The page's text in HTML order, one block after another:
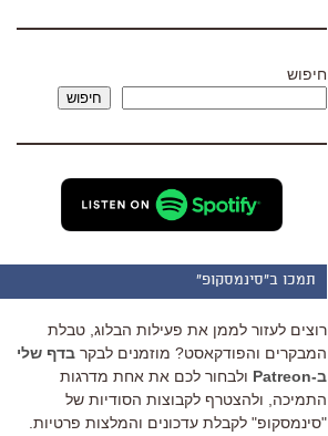
כדי
שמע.
חיפוש
חיפוש
תמכו ב"סינמסקופ"
רוצים לעזור לממן את פעילות הבלוג, טבלת
המבקרים והפודקאסט? מוזמנים לבקר בדף שלי
ב-Patreon
ולבחור לכם את אחת מדרגות
התמיכה, ולהצטרף לקבוצות הסודיות של
"סינמסקופ" לקבלת עדכונים והמלצות פרטיות.